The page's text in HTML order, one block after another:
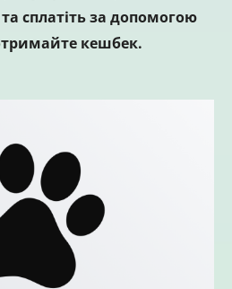
сплатіть за допомогою
кешбек.